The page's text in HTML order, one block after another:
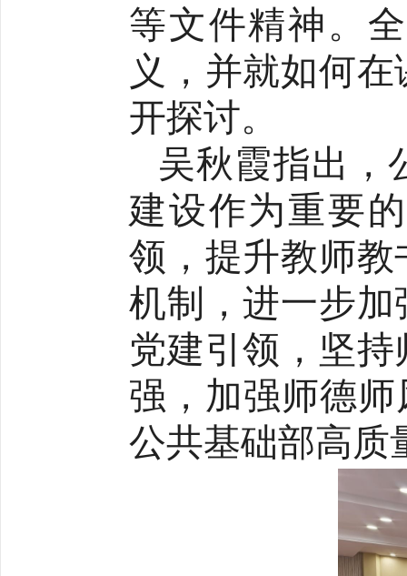
等文件精神。
义，并就如何
开探讨。
吴秋霞指出，
建设作为重要
领，提升教师
机制，进一步
党建引领，坚
强，加强师德
公共基础部高质